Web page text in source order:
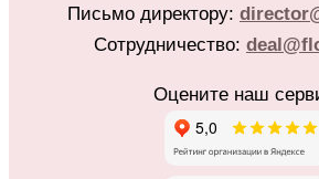
Письмо директору:
Сотрудничество:
Оцените наш